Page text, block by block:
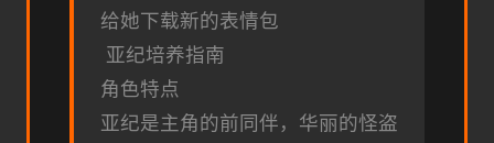
给她下载新的表情包
亚纪培养指南
角色特点
亚纪是主角的前同伴，华丽的怪盗